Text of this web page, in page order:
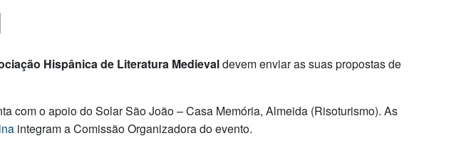
Hispânica de Literatura Medievaldevem enviar as suas propostas de
com o apoio do Solar São João – Casa Memória, Almeida (Risoturismo). As
integram a Comissão Organizadora do evento.